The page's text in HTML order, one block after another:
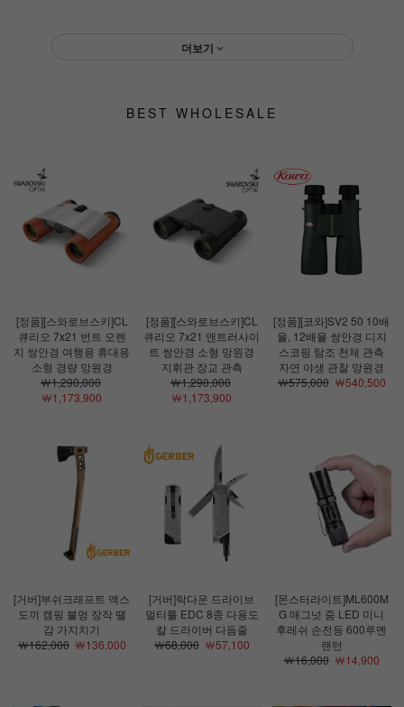
더보기
BEST WHOLESALE
[정품][스와로브스키]CL
큐리오 7x21 번트 오렌
지 쌍안경 여행용 휴대용
소형 경량 망원경
￦1,290,000
￦1,173,900
[정품][스와로브스키]CL
큐리오 7x21 앤트러사이
트 쌍안경 소형 망원경
지휘관 장교 관측
￦1,290,000
￦1,173,900
[정품][코와]SV2 50 10배
율, 12배율 쌍안경 디지
스코핑 탐조 천체 관측
자연 야생 관찰 망원경
￦575,000￦540,500
[거버]부쉬크래프트 액스
도끼 캠핑 불멍 장작 땔
감 가지치기
￦162,000￦136,000
[거버]락다운 드라이브
멀티툴 EDC 8종 다용도
칼 드라이버 다듬줄
￦68,000￦57,100
[몬스터라이트]ML600M
G 매그넛 줌 LED 미니
후레쉬 손전등 600루멘
랜턴
￦16,000￦14,900